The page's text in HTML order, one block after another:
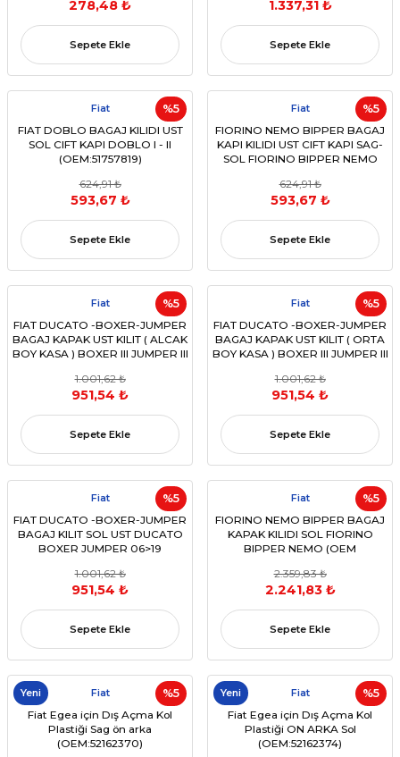
278,48 ₺
Sepete Ekle
1.337,31 ₺
Sepete Ekle
%5
Fiat
FIAT DOBLO BAGAJ KILIDI UST
SOL CIFT KAPI DOBLO I - II
(OEM:51757819)
624,91 ₺
593,67 ₺
Sepete Ekle
%5
Fiat
FIORINO NEMO BIPPER BAGAJ
KAPI KILIDI UST CIFT KAPI SAG-
SOL FIORINO BIPPER NEMO
624,91 ₺
593,67 ₺
Sepete Ekle
%5
Fiat
FIAT DUCATO -BOXER-JUMPER
BAGAJ KAPAK UST KILIT ( ALCAK
BOY KASA ) BOXER III JUMPER III
(OEM:1362414080)
1.001,62 ₺
951,54 ₺
Sepete Ekle
%5
Fiat
FIAT DUCATO -BOXER-JUMPER
BAGAJ KAPAK UST KILIT ( ORTA
BOY KASA ) BOXER III JUMPER III
(OEM:1362415080)
1.001,62 ₺
951,54 ₺
Sepete Ekle
%5
Fiat
FIAT DUCATO -BOXER-JUMPER
BAGAJ KILIT SOL UST DUCATO
BOXER JUMPER 06>19
1.001,62 ₺
951,54 ₺
Sepete Ekle
%5
Fiat
FIORINO NEMO BIPPER BAGAJ
KAPAK KILIDI SOL FIORINO
BIPPER NEMO (OEM
2.359,83 ₺
2.241,83 ₺
Sepete Ekle
%5
Yeni Fiat
Fiat Egea için Dış Açma Kol
Plastiği Sag ön arka
(OEM:52162370)
%5
Yeni Fiat
Fiat Egea için Dış Açma Kol
Plastiği ON ARKA Sol
(OEM:52162374)